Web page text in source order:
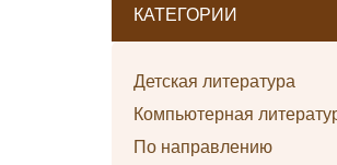
КАТЕГОРИИ
Детская литература
Компьютерная
По направлению